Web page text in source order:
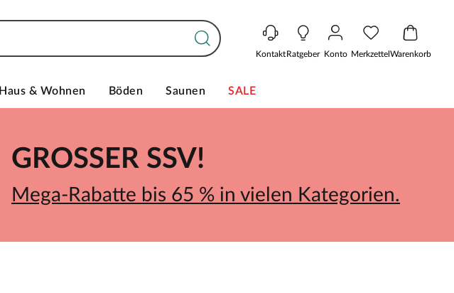
KontaktRatgeber Konto MerkzettelWarenkorb
Haus & Wohnen Böden Saunen SALE
GROSSER SSV!
Mega-Rabatte bis 65 % in vielen Kategorien.